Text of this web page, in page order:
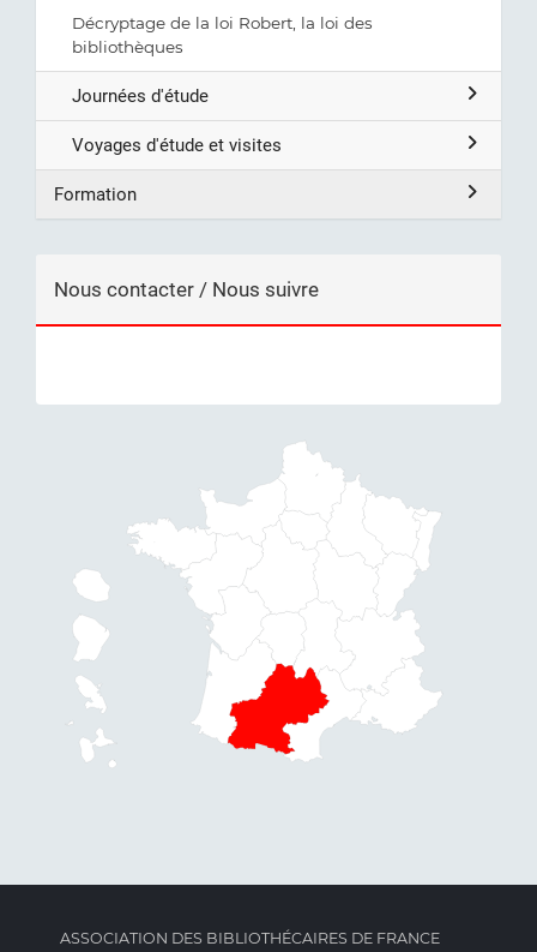
Décryptage de la loi Robert, la loi des
bibliothèques
Journées d'étude
Voyages d'étude et visites
Formation
Nous contacter / Nous suivre
ASSOCIATION DES BIBLIOTHÉCAIRES DE FRANCE